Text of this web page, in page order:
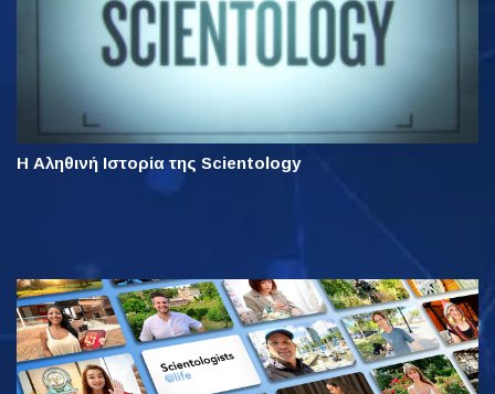
Η Αληθινή Ιστορία της Scientology